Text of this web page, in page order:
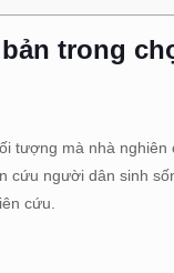
trong
tượng mà nhà
cứu người dân sinh
cứu.